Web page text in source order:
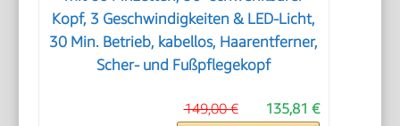
Kopf, 3 Geschwindigkeiten & LED-Licht,
30 Min. Betrieb, kabellos, Haarentferner,
Scher- und Fußpflegekopf
135,81 €
149,00 €